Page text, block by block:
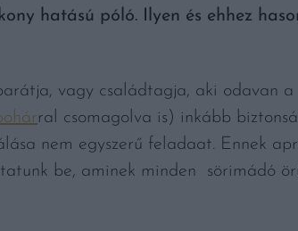
hatású póló. Ilyen és ehhez
vagy családtagja, aki odavan
ral csomagolva is) inkább
nem egyszerű feladaat. Ennek
be, aminek minden sörimádó